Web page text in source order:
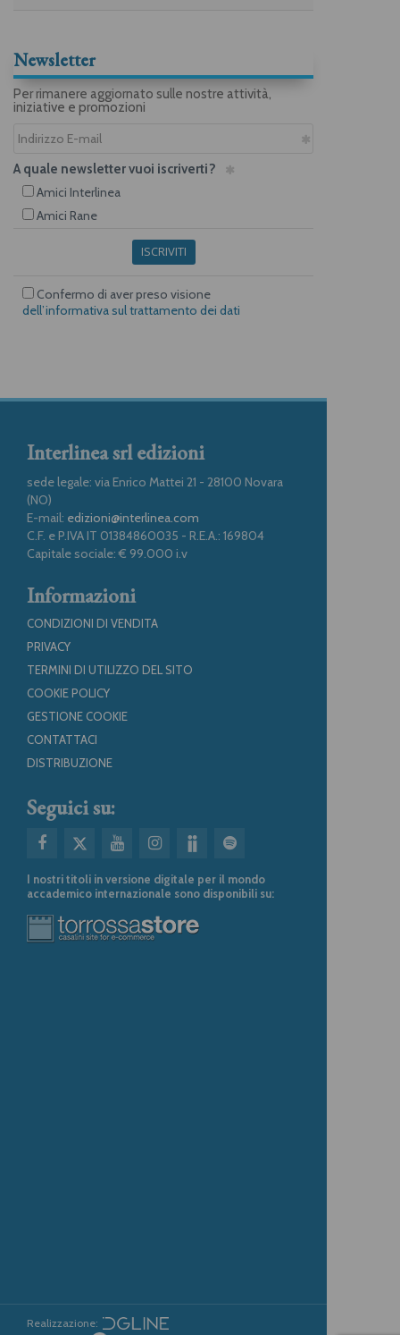
Newsletter
Per rimanere aggiornato sulle nostre attività,
iniziative e promozioni
A quale newsletter vuoi iscriverti?
Amici Interlinea
Amici Rane
ISCRIVITI
Confermo di aver preso visione
dell’informativa sul trattamento dei dati
Interlinea srl edizioni
sede legale: via Enrico Mattei 21 - 28100 Novara
(NO)
E-mail: edizioni@interlinea.com
C.F. e P.IVA IT 01384860035 - R.E.A.: 169804
Capitale sociale: € 99.000 i.v
Informazioni
CONDIZIONI DI VENDITA
PRIVACY
TERMINI DI UTILIZZO DEL SITO
COOKIE POLICY
GESTIONE COOKIE
CONTATTACI
DISTRIBUZIONE
Seguici su:
I nostri titoli in versione digitale per il mondo
accademico internazionale sono disponibili su:
Realizzazione: